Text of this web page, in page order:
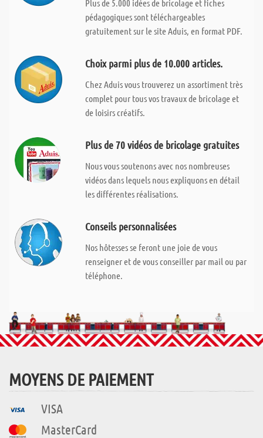
Plus de 5.000 idées de bricolage et fiches
pédagogiques sont téléchargeables
gratuitement sur le site Aduis, en format PDF.
Choix parmi plus de 10.000 articles.
Chez Aduis vous trouverez un assortiment très
complet pour tous vos travaux de bricolage et
de loisirs créatifs.
Plus de 70 vidéos de bricolage gratuites
Nous vous soutenons avec nos nombreuses
vidéos dans lequels nous expliquons en détail
les différentes réalisations.
Conseils personnalisées
Nos hôtesses se feront une joie de vous
renseigner et de vous conseiller par mail ou par
téléphone.
MOYENS DE PAIEMENT
VISA
MasterCard